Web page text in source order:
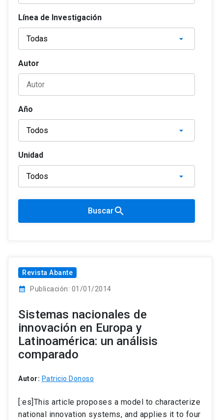
Línea de Investigación
Autor
Año
Unidad
Buscarsearch
Revista Abante
calendar_month Publicación: 01/01/2014
Sistemas nacionales de
innovación en Europa y
Latinoamérica: un análisis
comparado
Autor: Patricio Donoso
[:es]This article proposes a model to characterize
national innovation systems, and applies it to four